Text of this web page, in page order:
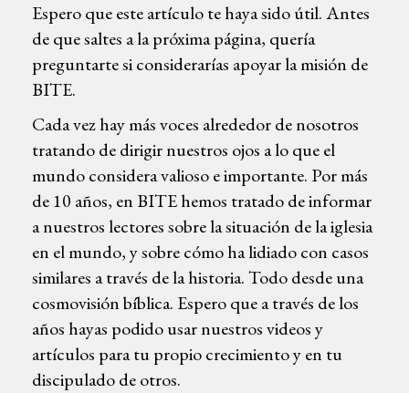
Espero que este artículo te haya sido útil. Antes
de que saltes a la próxima página, quería
preguntarte si considerarías apoyar la misión de
BITE.
Cada vez hay más voces alrededor de nosotros
tratando de dirigir nuestros ojos a lo que el
mundo considera valioso e importante. Por más
de 10 años, en BITE hemos tratado de informar
a nuestros lectores sobre la situación de la iglesia
en el mundo, y sobre cómo ha lidiado con casos
similares a través de la historia. Todo desde una
cosmovisión bíblica. Espero que a través de los
años hayas podido usar nuestros videos y
artículos para tu propio crecimiento y en tu
discipulado de otros.